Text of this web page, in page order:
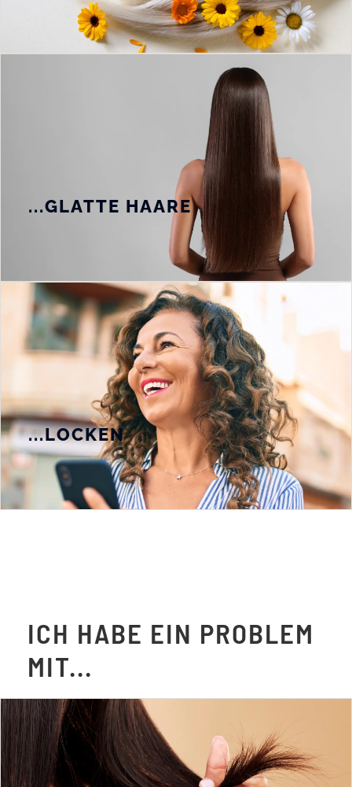
...GLATTE HAARE
...LOCKEN
ICH HABE EIN PROBLEM
MIT...